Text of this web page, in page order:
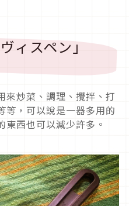
ィスペン」
來炒菜、調理、攪拌、打
等，可以說是一器多用的
西也可以減少許多。